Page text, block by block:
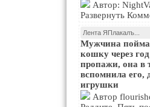
Лента ЯПлакалъ...
Мужчина
кошку через
пропажи, она в
вспомнила его,
игрушки